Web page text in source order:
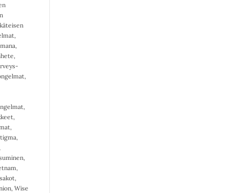
käteisen
,
,
,
,
,
,
,
,
,
,
,
, Wise